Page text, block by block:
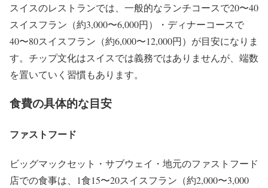
スイスのレストランでは、一般的なランチコースで20〜40
スイスフラン（約3,000〜6,000円）・ディナーコースで
40〜80スイスフラン（約6,000〜12,000円）が目安になりま
す。チップ文化はスイスでは義務ではありませんが、端数
を置いていく習慣もあります。
食費の具体的な目安
ファストフード
ビッグマックセット・サブウェイ・地元のファストフード
店での食事は、1食15〜20スイスフラン（約2,000〜3,000